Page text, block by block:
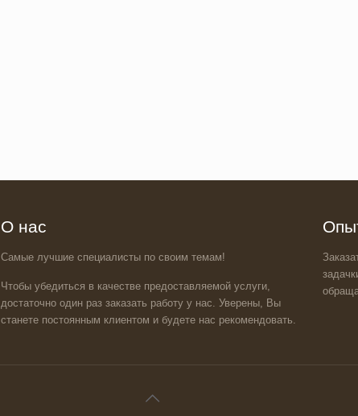
О нас
Самые лучшие специалисты по своим темам!
Чтобы убедиться в качестве предоставляемой услуги,
достаточно один раз заказать работу у нас. Уверены, Вы
станете постоянным клиентом и будете нас рекомендовать.